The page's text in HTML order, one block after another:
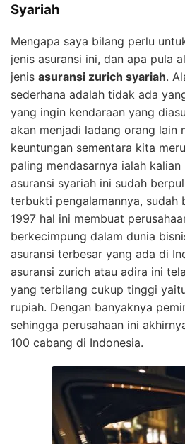
Syariah
Mengapa saya bilang perlu
jenis asuransi ini, dan apa pula
jenis asuransi zurich syariah.
sederhana adalah tidak ada
yang ingin kendaraan yang
akan menjadi ladang orang lain
keuntungan sementara kita
paling mendasarnya ialah kalian
asuransi syariah ini sudah
terbukti pengalamannya, sudah
1997 hal ini membuat
berkecimpung dalam dunia
asuransi terbesar yang ada di
asuransi zurich atau adira ini
yang terbilang cukup tinggi
rupiah. Dengan banyaknya
sehingga perusahaan ini
100 cabang di Indonesia.